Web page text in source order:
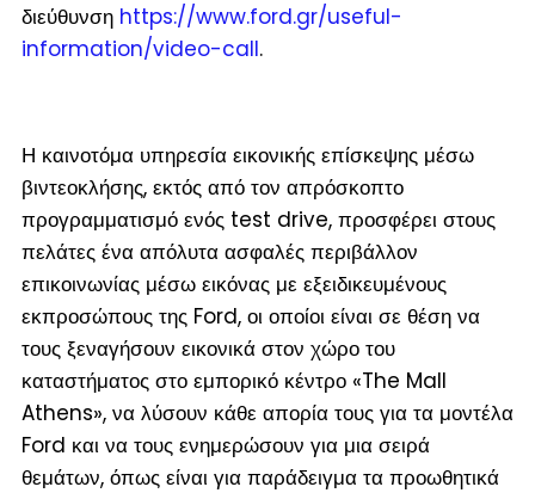
διεύθυνση https://www.ford.gr/useful-
information/video-call.
Η καινοτόμα υπηρεσία εικονικής επίσκεψης μέσω
βιντεοκλήσης, εκτός από τον απρόσκοπτο
προγραμματισμό ενός test drive, προσφέρει στους
πελάτες ένα απόλυτα ασφαλές περιβάλλον
επικοινωνίας μέσω εικόνας με εξειδικευμένους
εκπροσώπους της Ford, οι οποίοι είναι σε θέση να
τους ξεναγήσουν εικονικά στον χώρο του
καταστήματος στο εμπορικό κέντρο «The Mall
Athens», να λύσουν κάθε απορία τους για τα μοντέλα
Ford και να τους ενημερώσουν για μια σειρά
θεμάτων, όπως είναι για παράδειγμα τα προωθητικά